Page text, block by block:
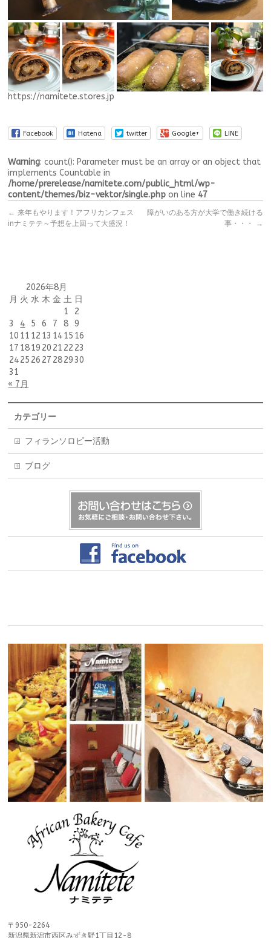
https://namitete.stores.jp
Facebook Hatena twitter Google+ LINE
Warning: count(): Parameter must be an array or an object that
implements Countable in
/home/prerelease/namitete.com/public_html/wp-
content/themes/biz-vektor/single.php on line 47
← 来年もやります！アフリカンフェス
inナミテテ～予想を上回って大盛況！
障がいのある方が大学で働き続ける
事・・・
→
2026年8月
月 火 水 木 金 土 日
1
2
3
4 5 6 7 8
9
10 11 12 13 1415 16
17 1819 20 21 22 23
2425 26 27 2829 30
31
« 7月
カテゴリー
フィランソロピー活動
ブログ
〒950-2264
新潟県新潟市西区みずき野1丁目12-8